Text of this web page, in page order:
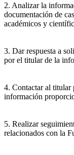
2. Analizar la
documentación de
académicos y
3. Dar respuesta a
por el titular de la
4. Contactar al titular
información
5. Realizar
relacionados con la